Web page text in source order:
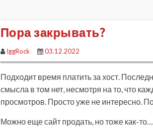
Пора закрывать?
IggRock 03.12.2022
Подходит время платить за хост.
смысла в том нет, несмотря на то, что
просмотров. Просто уже не интересно.
Можно еще сайт продать, но тоже как-